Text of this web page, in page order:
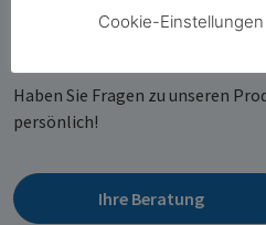
Bernhard Maunz
Haben Sie Fragen zu unseren
persönlich!
Ihre Beratung
Cookie-Einstellungen